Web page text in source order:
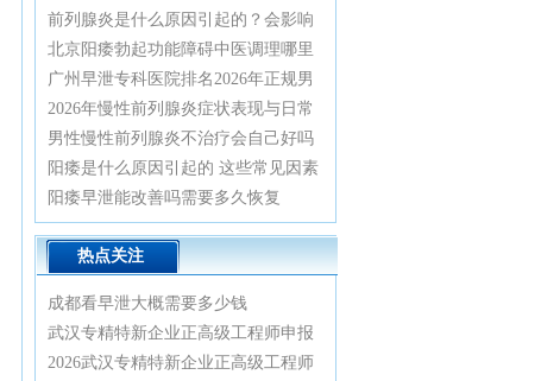
钱
前列腺炎是什么原因引起的？会影响
生育吗
北京阳痿勃起功能障碍中医调理哪里
看比较好
广州早泄专科医院排名2026年正规男
科诊疗指南
2026年慢性前列腺炎症状表现与日常
预防治疗方法
男性慢性前列腺炎不治疗会自己好吗
阳痿是什么原因引起的 这些常见因素
要重视
阳痿早泄能改善吗需要多久恢复
热点关注
成都看早泄大概需要多少钱
武汉专精特新企业正高级工程师申报
认证全流程实战辅导与业绩材料优化
2026武汉专精特新企业正高级工程师